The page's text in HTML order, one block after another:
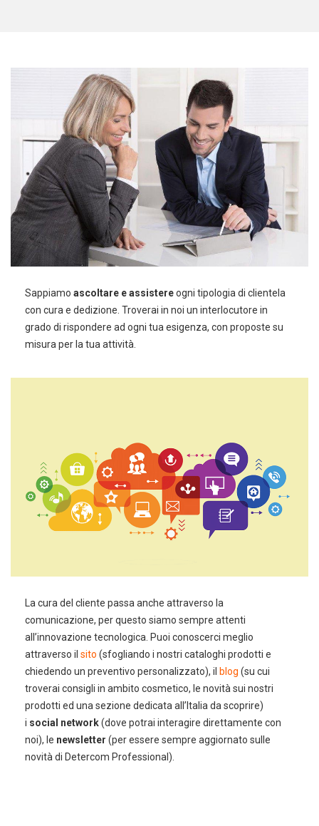
Sappiamo ascoltare e assistereogni tipologia di clientela
con cura e dedizione. Troverai in noi un interlocutore in
grado di rispondere ad ogni tua esigenza, con proposte su
misura per la tua attività.
La cura del cliente passa anche attraverso la
comunicazione, per questo siamo sempre attenti
all’innovazione tecnologica. Puoi conoscerci meglio
attraverso il sito (sfogliando i nostri cataloghi prodotti e
chiedendo un preventivo personalizzato), il blog (su cui
troverai consigli in ambito cosmetico, le novità sui nostri
prodotti ed una sezione dedicata all’Italia da scoprire)
i social network(dove potrai interagire direttamente con
noi), le newsletter (per essere sempre aggiornato sulle
novità di Detercom Professional).